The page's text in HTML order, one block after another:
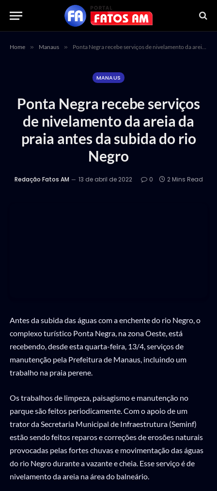
Home » Manaus » Ponta Negra recebe serviços de nivelamento da areia da praia antes da subida do rio Negro
MANAUS
Ponta Negra recebe serviços
de nivelamento da areia da
praia antes da subida do rio
Negro
Redação Fatos AM 13 de abril de 2022 0 2 Mins Read
Antes da subida das águas com a enchente do rio Negro, o
complexo turístico Ponta Negra, na zona Oeste, está
recebendo, desde esta quarta-feira, 13/4, serviços de
manutenção pela Prefeitura de Manaus, incluindo um
trabalho na praia perene.
Os trabalhos de limpeza, paisagismo e manutenção no
parque são feitos periodicamente. Com o apoio de um
trator da Secretaria Municipal de Infraestrutura (Seminf)
estão sendo feitos reparos e correções de erosões naturais
provocadas pelas fortes chuvas e movimentação das águas
do rio Negro durante a vazante e cheia. Esse serviço é de
nivelamento da areia na área do balneário.